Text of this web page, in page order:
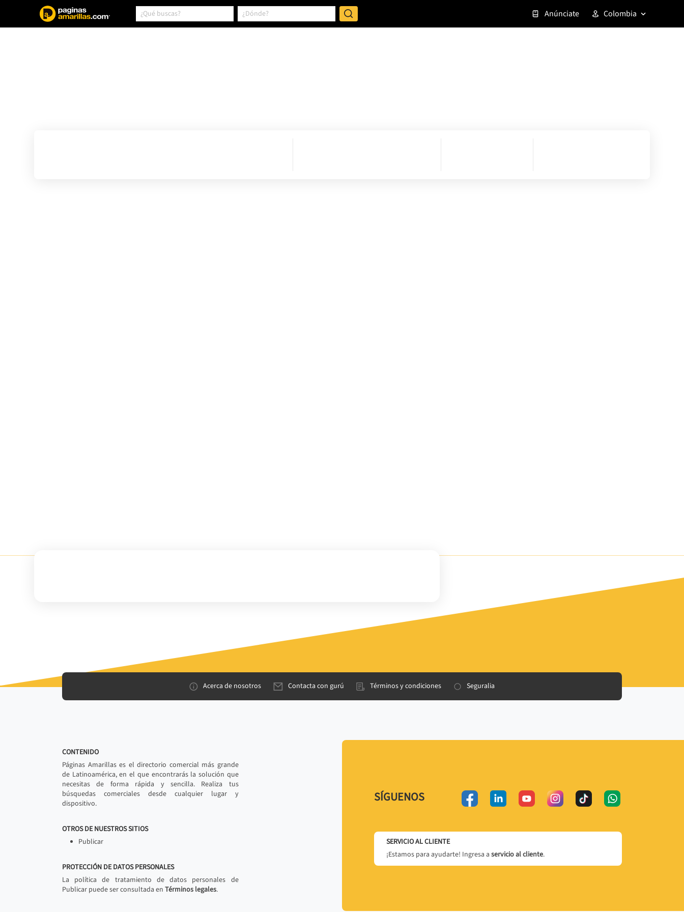
Anúnciate Colombia
Acerca de nosotros Contacta con gurú Términos y condiciones Seguralia
CONTENIDO
Páginas Amarillas es el directorio comercial más grande
de Latinoamérica, en el que encontrarás la solución que
necesitas de forma rápida y sencilla. Realiza tus
búsquedas comerciales desde cualquier lugar y
dispositivo.
OTROS DE NUESTROS SITIOS
Publicar
PROTECCIÓN DE DATOS PERSONALES
La política de tratamiento de datos personales de
Publicar puede ser consultada en Términos legales.
SÍGUENOS
SERVICIO AL CLIENTE
¡Estamos para ayudarte! Ingresa a servicio al cliente.